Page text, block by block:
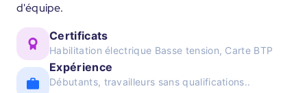
d'équipe.
Certificats
Habilitation électrique Basse tension, Carte BTP
Expérience
Débutants, travailleurs sans qualifications..